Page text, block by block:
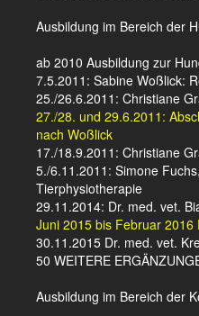
Ausbildung im Bereich der
ab 2010 Ausbildung zur
7.5.2011: Sabine Woßlick:
25./26.6.2011: Christiane
27./28. und 29.6.2011:
nach Woßlick
17./18.9.2011: Christiane
5./6.11.2011: Simone
Tierphysiotherapie
29.11.2014: Dr. med. vet.
Juni 2015 bis Februar
30.11.2015 Dr. med. vet.
50 WEITERE
Ausbildung im Bereich der